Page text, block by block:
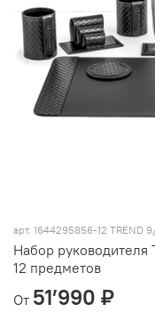
арт. 1644295856-12 TREND
Набор руководителя
12 предметов
От 51’990 ₽